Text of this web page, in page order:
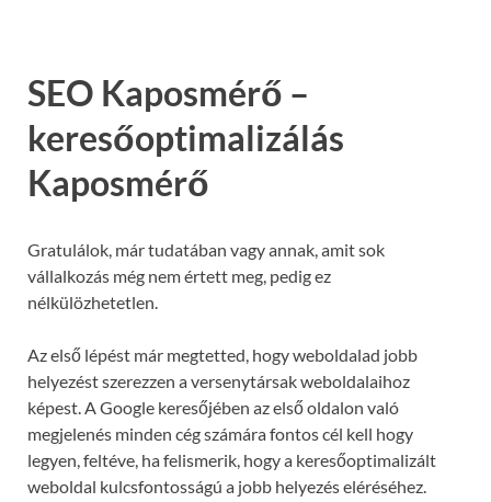
SEO Kaposmérő –
keresőoptimalizálás
Kaposmérő
Gratulálok, már tudatában vagy annak, amit sok
vállalkozás még nem értett meg, pedig ez
nélkülözhetetlen.
Az első lépést már megtetted, hogy weboldalad jobb
helyezést szerezzen a versenytársak weboldalaihoz
képest. A Google keresőjében az első oldalon való
megjelenés minden cég számára fontos cél kell hogy
legyen, feltéve, ha felismerik, hogy a keresőoptimalizált
weboldal kulcsfontosságú a jobb helyezés eléréséhez.